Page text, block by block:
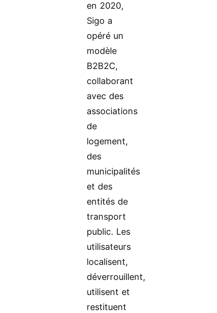
en 2020,
Sigo a
opéré un
modèle
B2B2C,
collaborant
avec des
associations
de
logement,
des
municipalités
et des
entités de
transport
public. Les
utilisateurs
localisent,
déverrouillent,
utilisent et
restituent